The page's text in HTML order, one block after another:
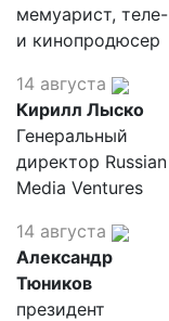
мемуарист, теле-
и кинопродюсер
14 августа
Кирилл Лыско
Генеральный
директор Russian
Media Ventures
14 августа
Александр
Тюников
президент